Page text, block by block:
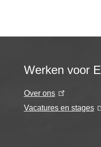
Werken voor
Over ons
Vacatures en stages